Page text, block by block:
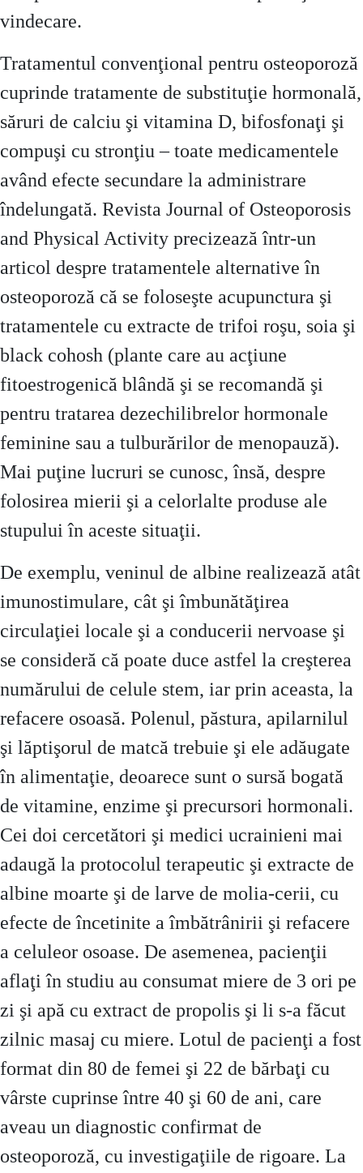
vindecare.
Tratamentul convenţional pentru osteoporoză
cuprinde tratamente de substituţie hormonală,
săruri de calciu şi vitamina D, bifosfonaţi şi
compuşi cu stronţiu – toate medicamentele
având efecte secundare la administrare
îndelungată. Revista Journal of Osteoporosis
and Physical Activity precizează într-un
articol despre tratamentele alternative în
osteoporoză că se foloseşte acupunctura şi
tratamentele cu extracte de trifoi roşu, soia şi
black cohosh (plante care au acţiune
fitoestrogenică blândă şi se recomandă şi
pentru tratarea dezechilibrelor hormonale
feminine sau a tulburărilor de menopauză).
Mai puţine lucruri se cunosc, însă, despre
folosirea mierii şi a celorlalte produse ale
stupului în aceste situaţii.
De exemplu, veninul de albine realizează atât
imunostimulare, cât şi îmbunătăţirea
circulaţiei locale şi a conducerii nervoase şi
se consideră că poate duce astfel la creşterea
numărului de celule stem, iar prin aceasta, la
refacere osoasă. Polenul, păstura, apilarnilul
şi lăptişorul de matcă trebuie şi ele adăugate
în alimentaţie, deoarece sunt o sursă bogată
de vitamine, enzime şi precursori hormonali.
Cei doi cercetători şi medici ucrainieni mai
adaugă la protocolul terapeutic şi extracte de
albine moarte şi de larve de molia-cerii, cu
efecte de încetinite a îmbătrânirii şi refacere
a celuleor osoase. De asemenea, pacienţii
aflaţi în studiu au consumat miere de 3 ori pe
zi şi apă cu extract de propolis şi li s-a făcut
zilnic masaj cu miere. Lotul de pacienţi a fost
format din 80 de femei şi 22 de bărbaţi cu
vârste cuprinse între 40 şi 60 de ani, care
aveau un diagnostic confirmat de
osteoporoză, cu investigaţiile de rigoare. La